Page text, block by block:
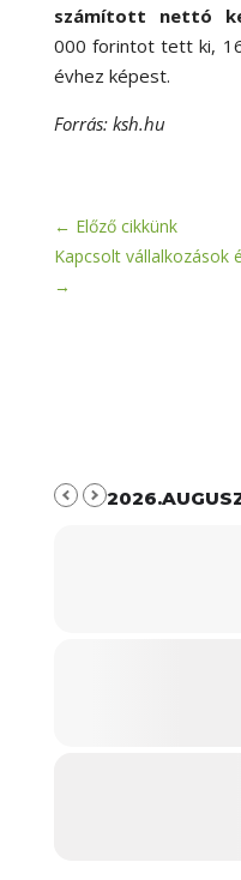
számított nettó
000 forintot tett ki,
évhez képest.
Forrás: ksh.hu
← Előző cikkünk
Kapcsolt vállalkozások
→